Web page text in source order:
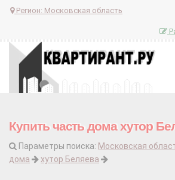
Регион: Московская область
Купить часть дома хутор
Параметры поиска: Московская
дома
хутор Беляева